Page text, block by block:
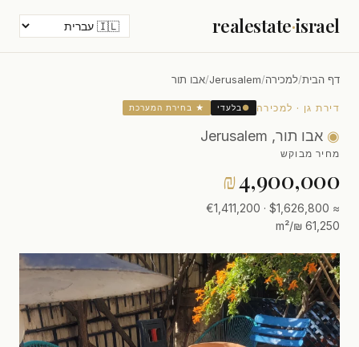
realestate·israel
דף הבית/למכירה/
Jerusalem
/אבו תור
דירת גן · למכירה ● בלעדי ★ בחירת המערכת
◉ אבו תור, Jerusalem
מחיר מבוקש
₪4,900,000
≈ $1,626,800 · €1,411,200
61,250 ₪/m²